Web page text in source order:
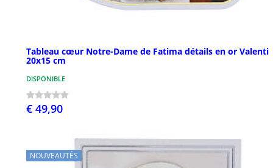
Tableau cœur Notre-Dame de Fatima détails en or Valenti
20x15 cm
DISPONIBLE
€ 49,90
NOUVEAUTÉS